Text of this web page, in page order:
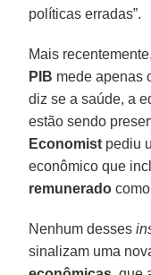
políticas erradas”.
Mais
PIB mede apenas
diz se a saúde, a
estão sendo
Economist pediu
econômico que
remunerado
Nenhum desses
sinalizam uma